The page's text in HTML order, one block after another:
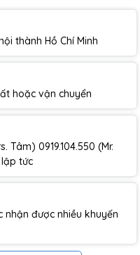
thành Hồ Chí Minh
hoặc vận chuyển
Tâm) 0919.104.550 (Mr.
tức
được nhiều khuyến